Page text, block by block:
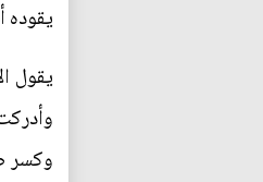
يقوده
يقول
وكسر